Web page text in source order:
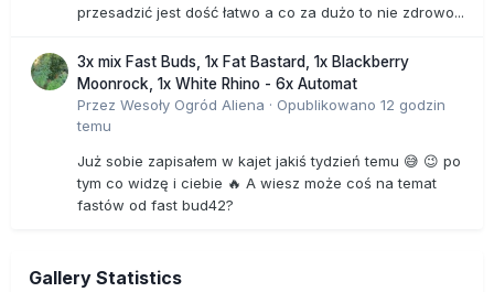
przesadzić jest dość łatwo a co za dużo to nie zdrowo...
3x mix Fast Buds, 1x Fat Bastard, 1x Blackberry
Moonrock, 1x White Rhino - 6x Automat
Przez Wesoły Ogród Aliena · Opublikowano 12 godzin
temu
Już sobie zapisałem w kajet jakiś tydzień temu 😅 😉 po
tym co widzę i ciebie 🔥 A wiesz może coś na temat
fastów od fast bud42?
Gallery Statistics